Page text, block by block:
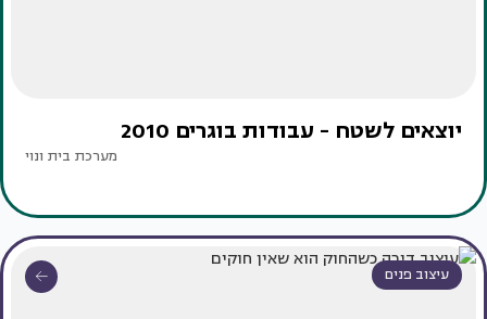
יוצאים לשטח - עבודות בוגרים 2010
מערכת בית ונוי
עיצוב פנים